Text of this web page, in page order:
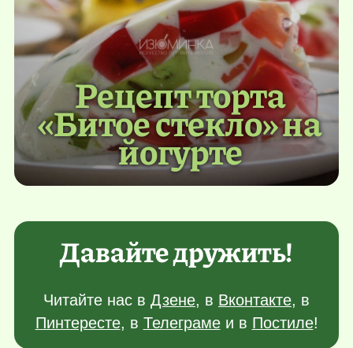
Рецепт торта
«Битое стекло» на
йогурте
Давайте дружить!
Читайте нас в Дзене, в Вконтакте, в
Пинтересте, в Телеграмеи в Постиле!